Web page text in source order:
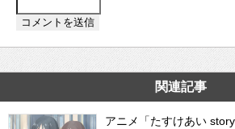
関連記事
アニメ「たすけあい